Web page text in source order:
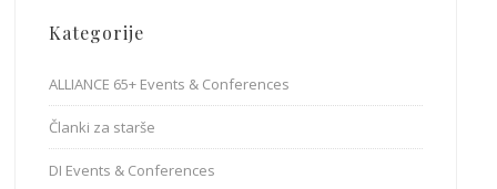
Kategorije
ALLIANCE 65+ Events & Conferences
Članki za starše
DI Events & Conferences